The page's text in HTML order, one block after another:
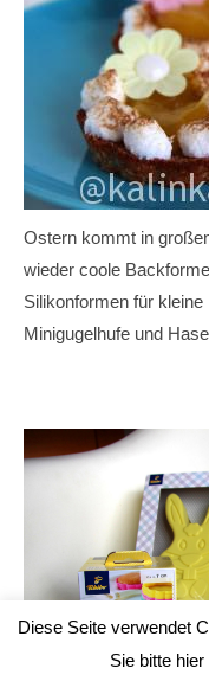
Ostern kommt in
wieder coole
Silikonformen für
Minigugelhufe und
Diese Seite verwendet
Sie bitte hier